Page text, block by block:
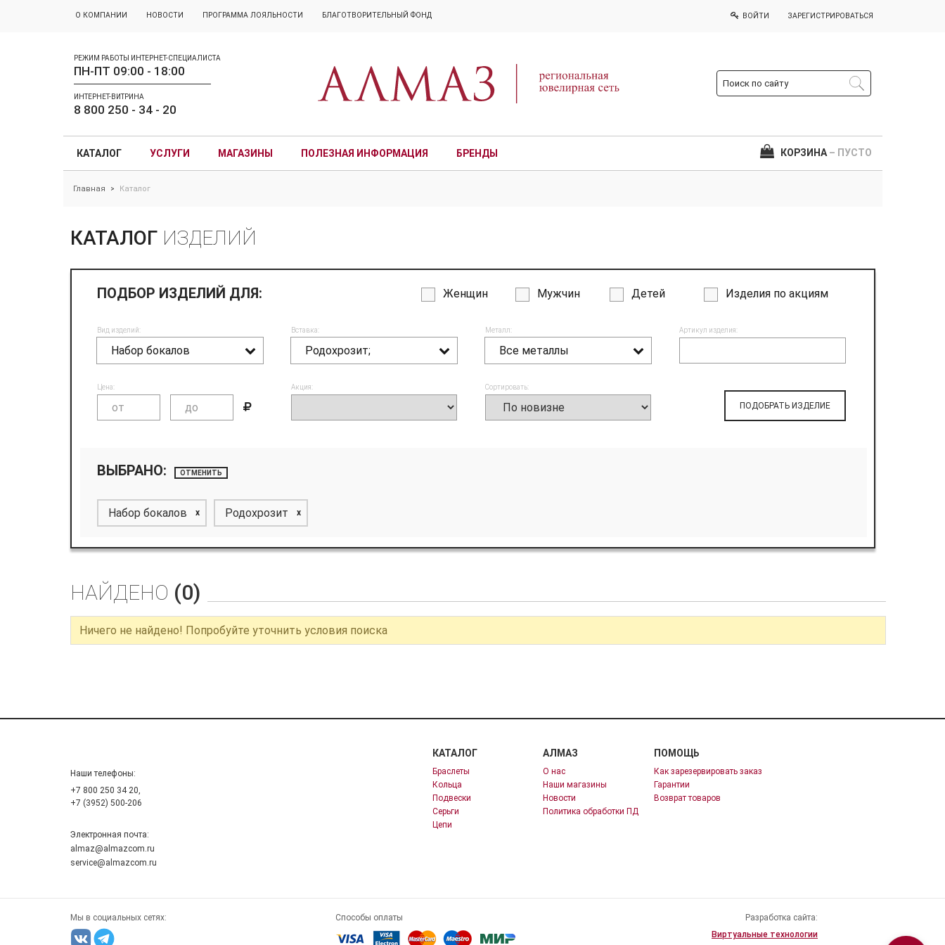
О КОМПАНИИ НОВОСТИ ПРОГРАММА ЛОЯЛЬНОСТИ БЛАГОТВОРИТЕЛЬНЫЙ ФОНД
РЕЖИМ РАБОТЫ ИНТЕРНЕТ-СПЕЦИАЛИСТА
ПН-ПТ 09:00 - 18:00
ИНТЕРНЕТ-ВИТРИНА
8 800 250 - 34 - 20
ВОЙТИ ЗАРЕГИСТРИРОВАТЬСЯ
КАТАЛОГ УСЛУГИ МАГАЗИНЫ ПОЛЕЗНАЯ ИНФОРМАЦИЯ БРЕНДЫ КОРЗИНА – ПУСТО
Главная > Каталог
КАТАЛОГ ИЗДЕЛИЙ
ПОДБОР ИЗДЕЛИЙ ДЛЯ: Женщин Мужчин Детей Изделия по акциям
Вид изделий:
Набор бокалов
Вставка:
Родохрозит;
Металл:
Все металлы
Артикул изделия:
Цена: Акция: Сортировать:
ПОДОБРАТЬ ИЗДЕЛИЕ
ВЫБРАНО: ОТМЕНИТЬ
Набор бокалов x Родохрозит x
НАЙДЕНО (0)
Ничего не найдено! Попробуйте уточнить условия поиска
Наши телефоны:
+7 800 250 34 20,
+7 (3952) 500-206
Электронная почта:
almaz@almazcom.ru
service@almazcom.ru
КАТАЛОГ
Браслеты
Кольца
Подвески
Серьги
Цепи
АЛМАЗ
О нас
Наши магазины
Новости
Политика обработки ПД
ПОМОЩЬ
Как зарезервировать заказ
Гарантии
Возврат товаров
Мы в социальных сетях: Способы оплаты
Разработка сайта:
Виртуальные технологии